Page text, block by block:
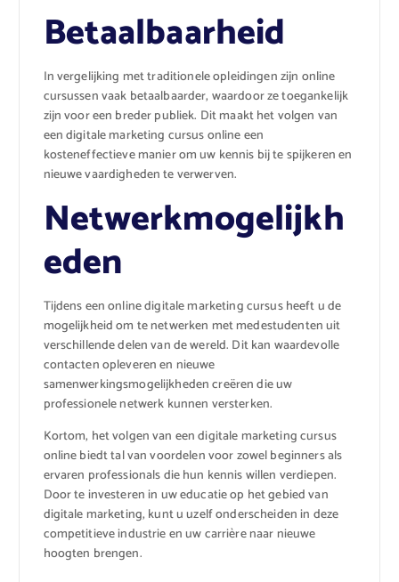
Betaalbaarheid
In vergelijking met traditionele opleidingen zijn online
cursussen vaak betaalbaarder, waardoor ze toegankelijk
zijn voor een breder publiek. Dit maakt het volgen van
een digitale marketing cursus online een
kosteneffectieve manier om uw kennis bij te spijkeren en
nieuwe vaardigheden te verwerven.
Netwerkmogelijkh
eden
Tijdens een online digitale marketing cursus heeft u de
mogelijkheid om te netwerken met medestudenten uit
verschillende delen van de wereld. Dit kan waardevolle
contacten opleveren en nieuwe
samenwerkingsmogelijkheden creëren die uw
professionele netwerk kunnen versterken.
Kortom, het volgen van een digitale marketing cursus
online biedt tal van voordelen voor zowel beginners als
ervaren professionals die hun kennis willen verdiepen.
Door te investeren in uw educatie op het gebied van
digitale marketing, kunt u uzelf onderscheiden in deze
competitieve industrie en uw carrière naar nieuwe
hoogten brengen.